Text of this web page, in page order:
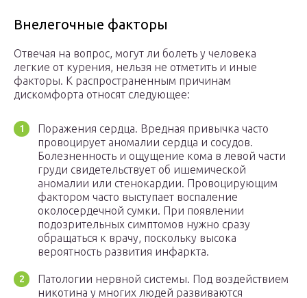
Внелегочные факторы
Отвечая на вопрос, могут ли болеть у человека
легкие от курения, нельзя не отметить и иные
факторы. К распространенным причинам
дискомфорта относят следующее:
Поражения сердца. Вредная привычка часто
провоцирует аномалии сердца и сосудов.
Болезненность и ощущение кома в левой части
груди свидетельствует об ишемической
аномалии или стенокардии. Провоцирующим
фактором часто выступает воспаление
околосердечной сумки. При появлении
подозрительных симптомов нужно сразу
обращаться к врачу, поскольку высока
вероятность развития инфаркта.
Патологии нервной системы. Под воздействием
никотина у многих людей развиваются